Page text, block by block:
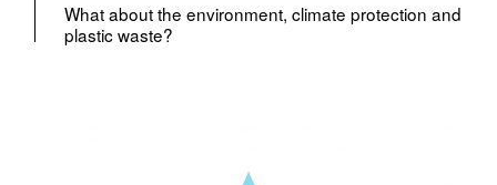
What about the environment, climate protection and
plastic waste?